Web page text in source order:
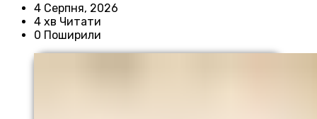
4 Серпня, 2026
4 хв Читати
0 Поширили